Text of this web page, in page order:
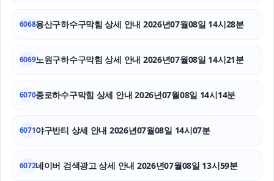
강남하수구막힘
6068용산구하수구막힘 상세 안내 2026년07월08일 14시28분
6069노원구하수구막힘 상세 안내 2026년07월08일 14시21분
6070종로하수구막힘 상세 안내 2026년07월08일 14시14분
6071야구반티 상세 안내 2026년07월08일 14시07분
6072네이버 검색광고 상세 안내 2026년07월08일 13시59분